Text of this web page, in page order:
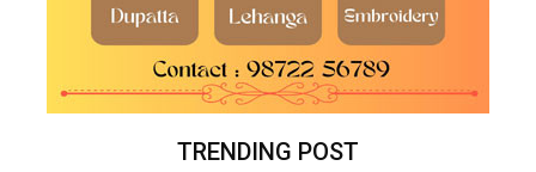
TRENDING POST